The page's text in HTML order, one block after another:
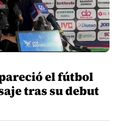
el fútbol
tras su debut